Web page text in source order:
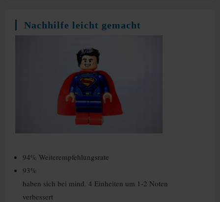
Nachhilfe leicht gemacht
94% Weiterempfehlungsrate
93%
haben sich bei mind. 4 Einheiten um 1-2 Noten
verbessert